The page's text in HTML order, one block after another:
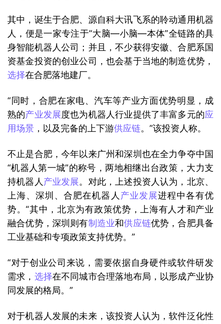
其中，诞生于合肥、源自科大讯飞系的聆动通用机器
人，便是一家专注于“大脑—小脑—本体”全链路的具
身智能机器人公司；并且，不少获得安徽、合肥系国
资基金投资的创业公司，也会基于当地的制造优势，
选择在合肥落地建厂。
“同时，合肥在家电、汽车等产业方面优势明显，成
熟的产业发展度也为机器人行业提供了丰富多元的应
用场景 ，以及完备的上下游供应链。”该投资人称。
不止是合肥，今年以来广州和深圳也在全力争夺中国
“机器人第一城”的称号，两地相继出台政策，大力支
持机器人产业发展。对此，上述投资人认为，北京、
上海、深圳、合肥在机器人 产业发展进程中各有优
势。“其中，北京为有政策优势，上海有人才和产业
融合优势，深圳则有制造业和供应链优势，合肥具备
工业基础和专项政策支持优势。”
“对于创业公司来说，需要依据自身硬件或软件研发
需求， 选择在不同城市合理落地布局，以形成产业协
同发展的格局。”
对于机器人发展的未来，该投资人认为，软件泛化性